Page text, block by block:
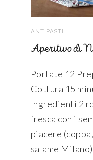
ANTIPASTI
Aperitivo di
Portate 12
Cottura 15
Ingredienti 2
fresca con i
piacere
salame